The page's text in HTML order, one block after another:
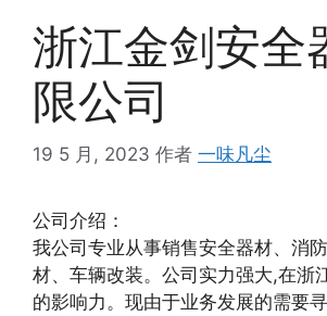
浙江金剑安全
限公司
19 5 月, 2023 作者 一味凡尘
公司介绍：
我公司专业从事销售安全器材、消
材、车辆改装。公司实力强大,在浙
的影响力。现由于业务发展的需要